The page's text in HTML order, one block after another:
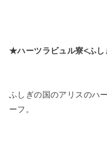
★ハーツラビュル寮<ふし
ふしぎの国のアリスのハ
ーフ。